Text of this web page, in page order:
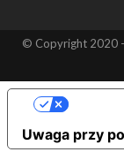
© Copyright 2020 -
Uwaga przy
Opcje